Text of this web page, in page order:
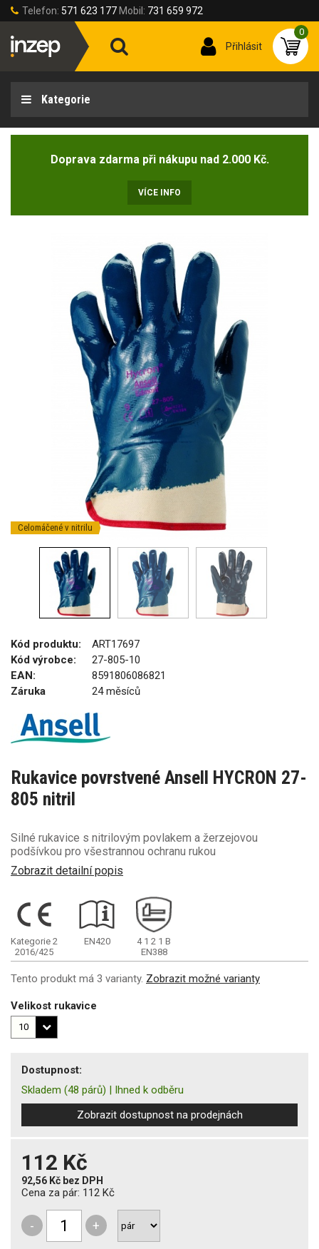
Telefon: 571 623 177 Mobil: 731 659 972
Přihlásit
0
Kategorie
Doprava zdarma při nákupu nad 2.000 Kč.
VÍCE INFO
Celomáčené v nitrilu
Kód produktu:
ART17697
Kód výrobce:
27-805-10
EAN:
8591806086821
Záruka
24 měsíců
Rukavice povrstvené Ansell HYCRON 27-
805 nitril
Silné rukavice s nitrilovým povlakem a žerzejovou
podšívkou pro všestrannou ochranu rukou
Zobrazit detailní popis
Kategorie 2
2016/425
EN420 4 1 2 1 B
EN388
Tento produkt má 3 varianty. Zobrazit možné varianty
Velikost rukavice
Dostupnost:
Skladem (48 párů) | Ihned k odběru
Zobrazit dostupnost na prodejnách
112 Kč
92,56 Kč bez DPH
Cena za pár: 112 Kč
- +